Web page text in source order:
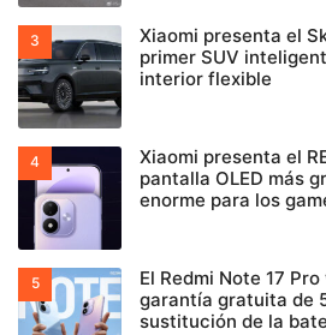
Xiaomi presenta el
primer SUV
interior flexible
Xiaomi presenta el
pantalla OLED más
enorme para los
El Redmi Note 17
garantía gratuita de
sustitución de la